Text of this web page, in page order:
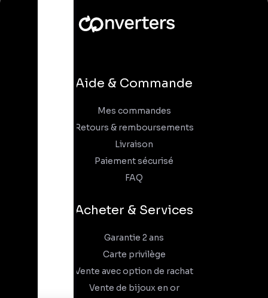
Aide & Commande
Mes commandes
Retours & remboursements
Livraison
Paiement sécurisé
FAQ
Acheter & Services
Garantie 2 ans
Carte privilège
Vente avec option de rachat
Vente de bijoux en or